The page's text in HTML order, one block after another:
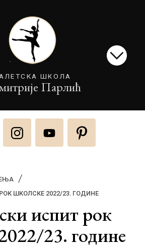
ШКОЛА
Парлић
ШКОЛСКЕ 2022/23. ГОДИНЕ
испит рок
23. године